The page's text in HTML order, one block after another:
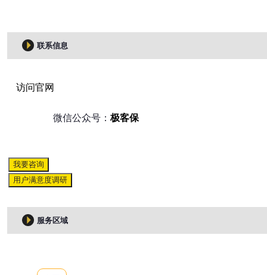
联系信息
访问官网
微信公众号： 极客保
我要咨询
用户满意度调研
服务区域